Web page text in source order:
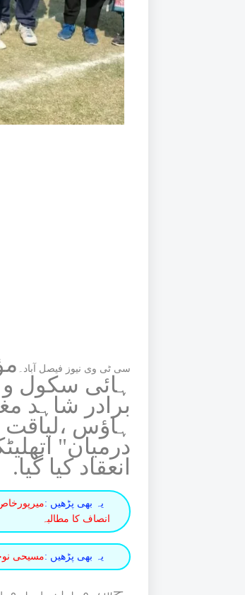
سی ٹی وی نیوز فیصل آباد۔
ہائی سکول و
برادر شاہد
ہاؤس
درمیان
انعقاد کیا گیا.
یہ بھی پڑھیں :
انصاف کا مطالبہ
یہ بھی پڑھیں :مسیحی
جس میں